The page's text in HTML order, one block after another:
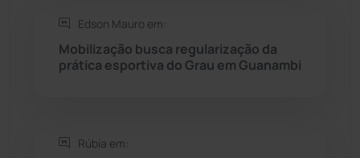
Saúde
Seabra (51)
Sítio do Mato
Edson Mauro em:
Mobilização busca regularização da
prática esportiva do Grau em Guanambi
Rúbia em: